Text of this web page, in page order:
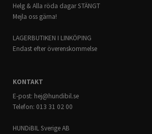
Helg & Alla röda dagar STÄNGT
Mejla oss gärna!
LAGERBUTIKEN I LINKÖPING
Endast efter överenskommelse
KONTAKT
E-post: hej@hundibil.se
Telefon: 013 31 02 00
HUNDiBIL Sverige AB